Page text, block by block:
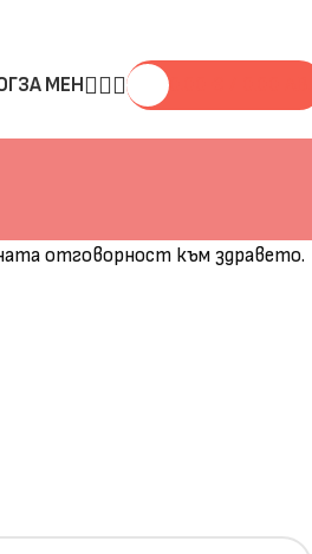
ЗА МЕН
отговорност към здравето.